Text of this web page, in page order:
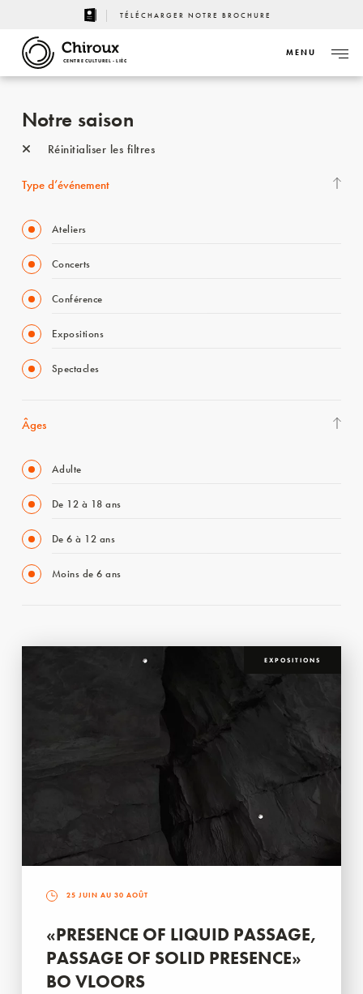
TÉLÉCHARGER NOTRE BROCHURE
CENTRE CULTUREL - LIÈGE
MENU
Notre saison
Réinitialiser les filtres
Type d’événement
Ateliers
Concerts
Conférence
Expositions
Spectacles
Âges
Adulte
De 12 à 18 ans
De 6 à 12 ans
Moins de 6 ans
EXPOSITIONS
25 JUIN AU 30 AOÛT
«PRESENCE OF LIQUID PASSAGE,
PASSAGE OF SOLID PRESENCE»
BO VLOORS